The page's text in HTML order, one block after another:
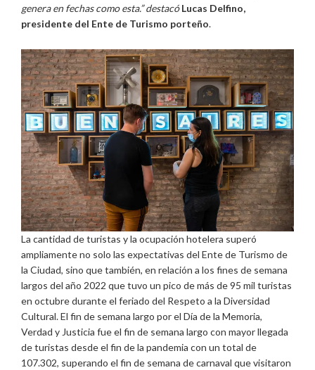
genera en fechas como esta.” destacó​Lucas Delfino,
presidente del Ente de Turismo porteño.
La cantidad de turistas y la ocupación hotelera superó
ampliamente no solo las expectativas del Ente de Turismo de
la Ciudad, sino que también, en relación a los fines de semana
largos del año 2022 que tuvo un pico de más de 95 mil turistas
en octubre durante el feriado del Respeto a la Diversidad
Cultural. El fin de semana largo por el Día de la Memoria,
Verdad y Justicia fue el fin de semana largo con mayor llegada
de turistas desde el fin de la pandemia con un total de
107.302, superando el fin de semana de carnaval que visitaron